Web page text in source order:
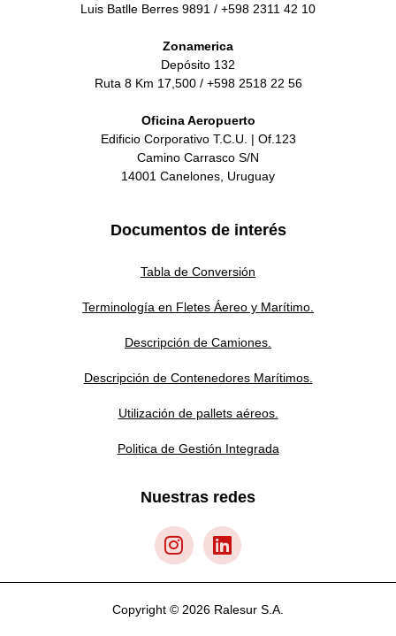
Luis Batlle Berres 9891 / +598 2311 42 10
Zonamerica
Depósito 132
Ruta 8 Km 17,500 / +598 2518 22 56
Oficina Aeropuerto
Edificio Corporativo T.C.U. | Of.123
Camino Carrasco S/N
14001 Canelones, Uruguay
Documentos de interés
Tabla de Conversión
Terminología en Fletes Áereo y Marítimo.
Descripción de Camiones.
Descripción de Contenedores Marítimos.
Utilización de pallets aéreos.
Politica de Gestión Integrada
Nuestras redes
Copyright © 2026 Ralesur S.A.